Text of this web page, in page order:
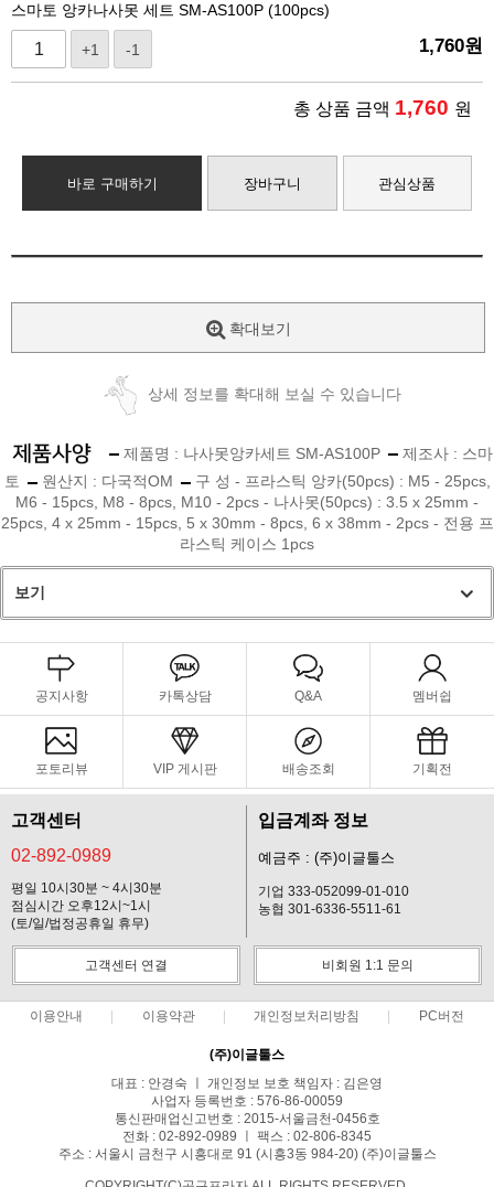
스마토 앙카나사못 세트 SM-AS100P (100pcs)
+1 -1 1,760원
총 상품 금액 1,760 원
바로 구매하기 장바구니 관심상품
확대보기
상세 정보를 확대해 보실 수 있습니다
제품명 : 나사못앙카세트 SM-AS100P
제조사 : 스마
토
원산지 : 다국적OM
구 성 - 프라스틱 앙카(50pcs) : M5 - 25pcs,
M6 - 15pcs, M8 - 8pcs, M10 - 2pcs - 나사못(50pcs) : 3.5 x 25mm -
25pcs, 4 x 25mm - 15pcs, 5 x 30mm - 8pcs, 6 x 38mm - 2pcs - 전용 프
라스틱 케이스 1pcs
보기
공지사항 카톡상담 Q&A 멤버쉽
포토리뷰 VIP 게시판 배송조회 기획전
고객센터
02-892-0989
평일 10시30분 ~ 4시30분
점심시간 오후12시~1시
(토/일/법정공휴일 휴무)
입금계좌 정보
예금주 : (주)이글툴스
기업 333-052099-01-010
농협 301-6336-5511-61
고객센터 연결 비회원 1:1 문의
이용안내 이용약관 개인정보처리방침 PC버전
(주)이글툴스
대표 : 안경숙 ㅣ 개인정보 보호 책임자 : 김은영
사업자 등록번호 : 576-86-00059
통신판매업신고번호 : 2015-서울금천-0456호
전화 : 02-892-0989 ㅣ 팩스 : 02-806-8345
주소 : 서울시 금천구 시흥대로 91 (시흥3동 984-20) (주)이글툴스